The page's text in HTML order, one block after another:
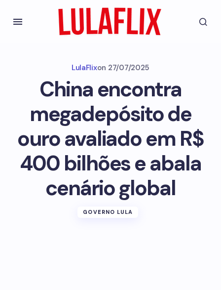
LulaFlixon 27/07/2025
China encontra
megadepósito de
ouro avaliado em R$
400 bilhões e abala
cenário global
GOVERNO LULA